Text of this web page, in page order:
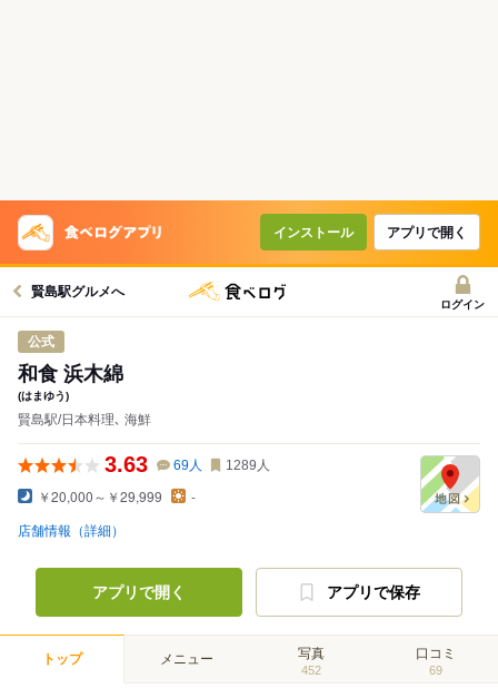
インストール アプリで開く
賢島駅グルメへ
ログイン
公式
和食 浜木綿
(はまゆう)
賢島駅/日本料理､ 海鮮
3.63 69人 1289 人
￥20,000～￥29,999 -
店舗情報（詳細）
アプリで開く アプリで保存
トップ メニュー 写真
452
口コミ
69